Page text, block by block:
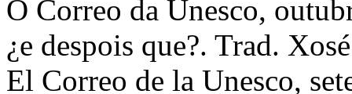
O Correo da Unesco,
¿e despois que?. Trad.
El Correo de la Unesco,